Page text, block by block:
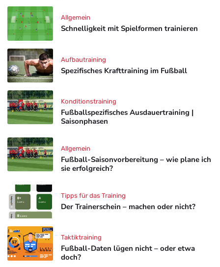
Schnelligkeit mit Spielformen trainieren
Allgemein
Spezifisches Krafttraining im Fußball
Aufbautraining
Fußballspezifisches Ausdauertraining |
Saisonphasen
Konditionstraining
Fußball-Saisonvorbereitung – wie plane ich
sie erfolgreich?
Allgemein
Der Trainerschein – machen oder nicht?
Tipps für das Training
Fußball-Daten lügen nicht – oder etwa
doch?
Taktiktraining